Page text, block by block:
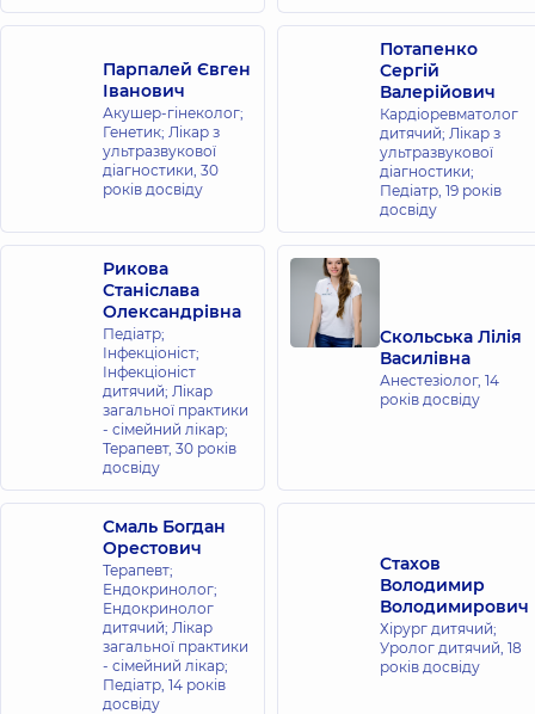
Парпалей Євген
Іванович
Акушер-гінеколог;
Генетик; Лікар з
ультразвукової
діагностики, 30
років досвіду
Потапенко
Сергій
Валерійович
Кардіоревматолог
дитячий; Лікар з
ультразвукової
діагностики;
Педіатр, 19 років
досвіду
Рикова
Станіслава
Олександрівна
Педіатр;
Інфекціоніст;
Інфекціоніст
дитячий; Лікар
загальної практики
- сімейний лікар;
Терапевт, 30 років
досвіду
Скольська Лілія
Василівна
Анестезіолог, 14
років досвіду
Смаль Богдан
Орестович
Терапевт;
Ендокринолог;
Ендокринолог
дитячий; Лікар
загальної практики
- сімейний лікар;
Педіатр, 14 років
досвіду
Стахов
Володимир
Володимирович
Хірург дитячий;
Уролог дитячий, 18
років досвіду